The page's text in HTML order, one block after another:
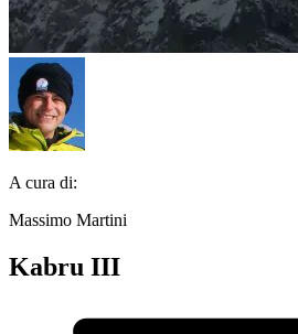
A cura di:
Massimo Martini
Kabru III